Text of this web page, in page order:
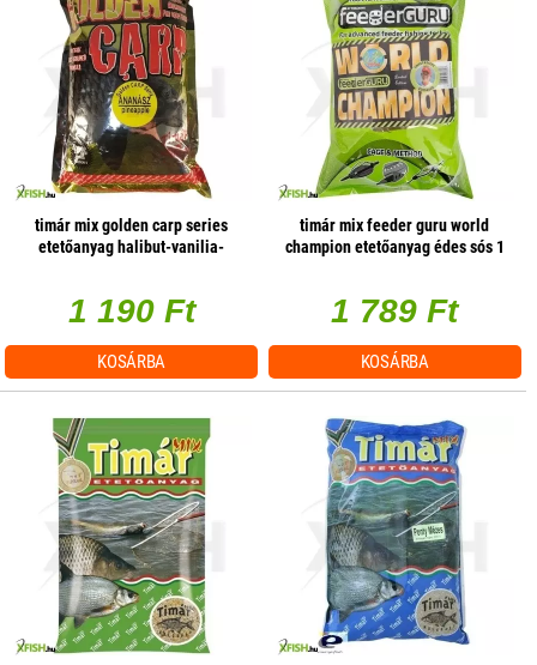
timár mix golden carp series
etetőanyag halibut-vanilia-
1 190 Ft
KOSÁRBA
timár mix feeder guru world
champion etetőanyag édes sós 1
1 789 Ft
KOSÁRBA